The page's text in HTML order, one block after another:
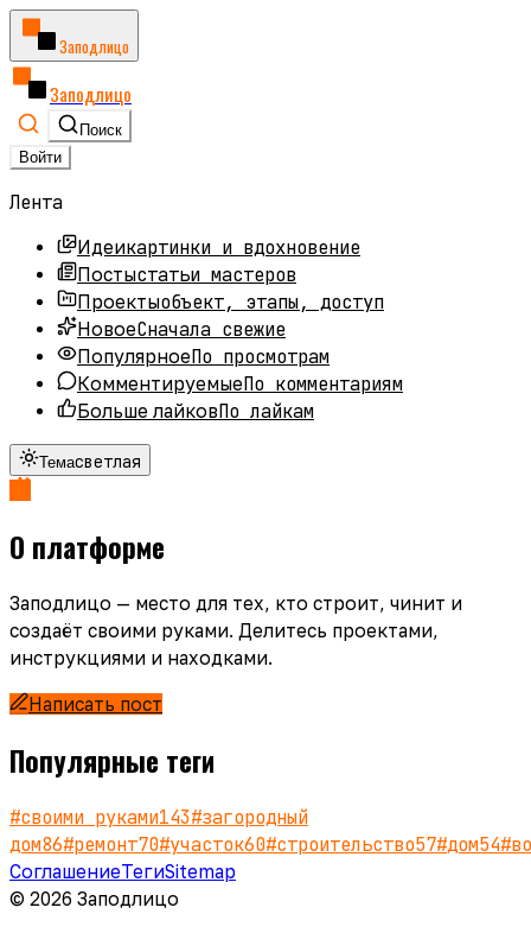
Заподлицо
Заподлицо
Поиск
Войти
Лента
Идеикартинки и вдохновение
Постыстатьи мастеров
Проектыобъект, этапы, доступ
НовоеСначала свежие
ПопулярноеПо просмотрам
КомментируемыеПо комментариям
Больше лайковПо лайкам
Темасветлая
О платформе
Заподлицо — место для тех, кто строит, чинит и
создаёт своими руками. Делитесь проектами,
инструкциями и находками.
Написать пост
Популярные теги
#своими руками143#загородный
дом86#ремонт70#участок60#строительство57#дом54#
СоглашениеТегиSitemap
© 2026 Заподлицо